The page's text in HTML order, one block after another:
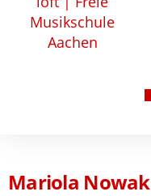
Mariola Nowak